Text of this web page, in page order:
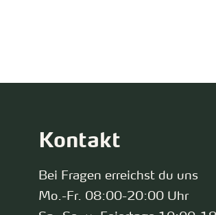
Kontakt
Bei Fragen erreichst du uns
Mo.-Fr. 08:00-20:00 Uhr